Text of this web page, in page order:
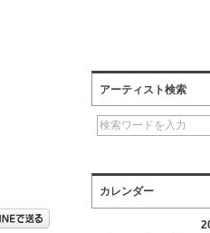
アーティスト検索
カレンダー